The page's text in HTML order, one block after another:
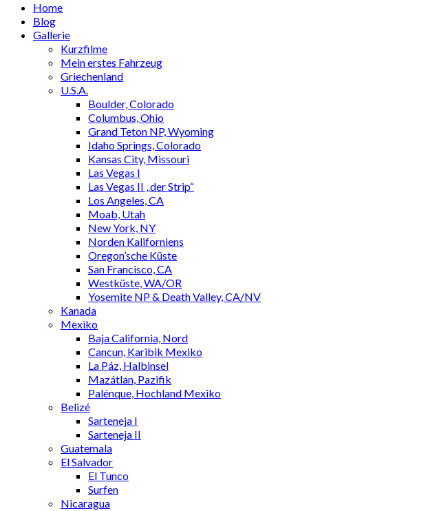
Home
Blog
Gallerie
Kurzfilme
Mein erstes Fahrzeug
Griechenland
U.S.A.
Boulder, Colorado
Columbus, Ohio
Grand Teton NP, Wyoming
Idaho Springs, Colorado
Kansas City, Missouri
Las Vegas I
Las Vegas II „der Strip“
Los Angeles, CA
Moab, Utah
New York, NY
Norden Kaliforniens
Oregon’sche Küste
San Francisco, CA
Westküste, WA/OR
Yosemite NP & Death Valley, CA/NV
Kanada
Mexiko
Baja California, Nord
Cancun, Karibik Mexiko
La Páz, Halbinsel
Mazátlan, Pazifik
Palénque, Hochland Mexiko
Belizé
Sarteneja I
Sarteneja II
Guatemala
El Salvador
El Tunco
Surfen
Nicaragua